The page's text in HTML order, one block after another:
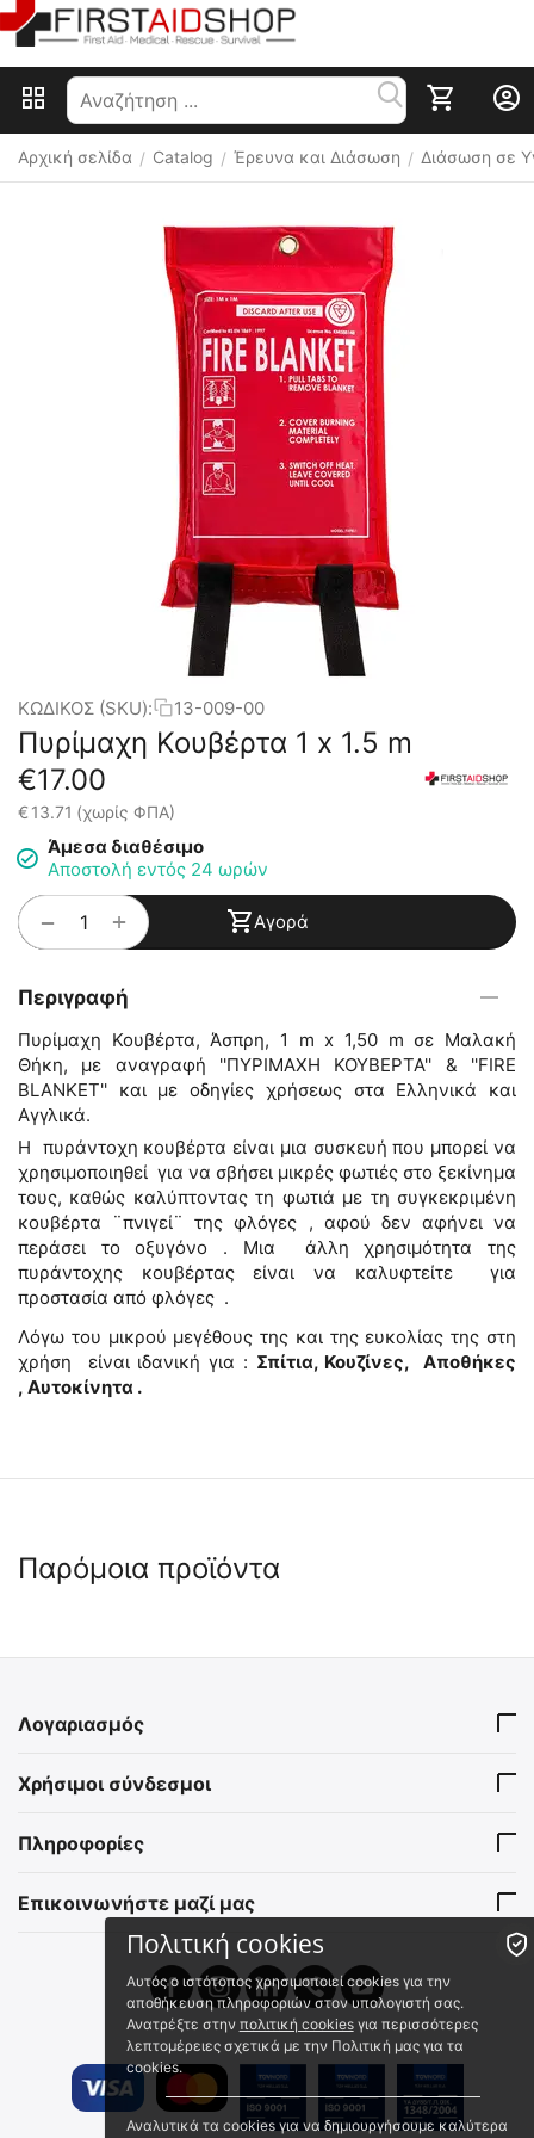
Αρχική σελίδα / Catalog / Έρευνα και Διάσωση / Διάσωση σε
ΚΩΔΙΚΟΣ (SKU): 13-009-00
Πυρίμαχη Κουβέρτα 1 x 1.5 m
€17.00
€13.71 (χωρίς ΦΠΑ)
Άμεσα διαθέσιμο
Αποστολή εντός 24 ωρών
+
− Αγορά
Περιγραφή
Πυρίμαχη Κουβέρτα, Άσπρη, 1 m x 1,50 m σε Μαλακή
Θήκη, με αναγραφή ''ΠΥΡΙΜΑΧΗ ΚΟΥΒΕΡΤΑ'' & ''FIRE
BLANKET'' και με οδηγίες χρήσεως στα Ελληνικά και
Αγγλικά.
Η πυράντοχη κουβέρτα είναι μια συσκευή που μπορεί να
χρησιμοποιηθεί για να σβήσει μικρές φωτιές στο ξεκίνημα
τους, καθώς καλύπτοντας τη φωτιά με τη συγκεκριμένη
κουβέρτα ¨πνιγεί¨ της φλόγες , αφού δεν αφήνει να
περάσει το οξυγόνο . Μια άλλη χρησιμότητα της
πυράντοχης κουβέρτας είναι να καλυφτείτε για
προστασία από φλόγες .
Λόγω του μικρού μεγέθους της και της ευκολίας της στη
χρήση είναι ιδανική για : Σπίτια, Κουζίνες, Αποθήκες
, Aυτοκίνητα .
Παρόμοια προϊόντα
Λογαριασμός
Χρήσιμοι σύνδεσμοι
Πληροφορίες
Επικοινωνήστε μαζί μας
Πολιτική cookies
Αυτός ο ιστότοπος χρησιμοποιεί cookies για την
αποθήκευση πληροφοριών στον υπολογιστή σας.
Ανατρέξτε στην πολιτική cookiesγια περισσότερες
λεπτομέρειες σχετικά με την Πολιτική μας για τα
cookies.
Αναλυτικά τα cookies για να δημιουργήσουμε καλύτερα